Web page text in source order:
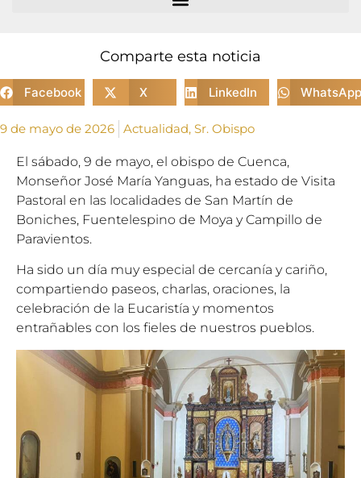
Comparte esta noticia
Facebook X LinkedIn WhatsApp
9 de mayo de 2026 Actualidad, Sr. Obispo
El sábado, 9 de mayo, el obispo de Cuenca,
Monseñor José María Yanguas, ha estado de Visita
Pastoral en las localidades de San Martín de
Boniches, Fuentelespino de Moya y Campillo de
Paravientos.
Ha sido un día muy especial de cercanía y cariño,
compartiendo paseos, charlas, oraciones, la
celebración de la Eucaristía y momentos
entrañables con los fieles de nuestros pueblos.